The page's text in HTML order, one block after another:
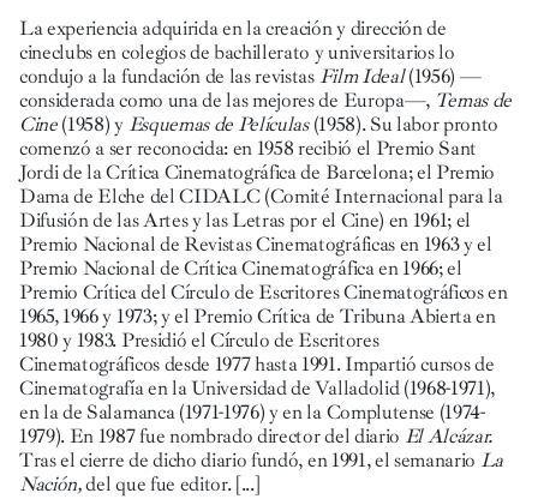
La experiencia adquirida en la creación y dirección de
cineclubs en colegios de bachillerato y universitarios lo
condujo a la fundación de las revistas Film Ideal(1956) —
considerada como una de las mejores de Europa—, Temas de
Cine(1958) y Esquemas de Películas(1958). Su labor pronto
comenzó a ser reconocida: en 1958 recibió el Premio Sant
Jordi de la Crítica Cinematográfica de Barcelona; el Premio
Dama de Elche del CIDALC (Comité Internacional para la
Difusión de las Artes y las Letras por el Cine) en 1961; el
Premio Nacional de Revistas Cinematográficas en 1963 y el
Premio Nacional de Crítica Cinematográfica en 1966; el
Premio Crítica del Círculo de Escritores Cinematográficos en
1965, 1966 y 1973; y el Premio Crítica de Tribuna Abierta en
1980 y 1983. Presidió el Círculo de Escritores
Cinematográficos desde 1977 hasta 1991. Impartió cursos de
Cinematografía en la Universidad de Valladolid (1968-1971),
en la de Salamanca (1971-1976) y en la Complutense (1974-
1979). En 1987 fue nombrado director del diario El Alcázar.
Tras el cierre de dicho diario fundó, en 1991, el semanario La
Nación,del que fue editor.[...]